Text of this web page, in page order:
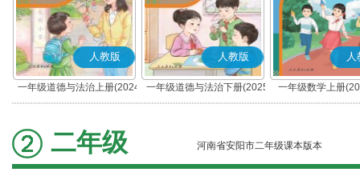
人教版
一年级道德与法治上册(2024
秋版)(部编版)
人教版
一年级道德与法治下册(2025
春版)(部编版)
人
一年级数学上册
二年级 河南省安阳市二年级课本版本